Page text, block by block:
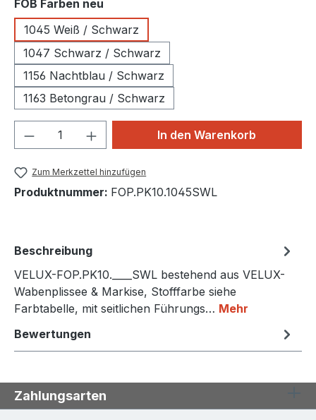
FOB Farben neu
1045 Weiß / Schwarz
1047 Schwarz / Schwarz
1156 Nachtblau / Schwarz
1163 Betongrau / Schwarz
Produkt Anzahl: Gib denIn den Warenkorb
Zum Merkzettel hinzufügen
Produktnummer: FOP.PK10.1045SWL
Beschreibung
VELUX-FOP.PK10.____SWL bestehend aus VELUX-
Wabenplissee & Markise, Stofffarbe siehe
Farbtabelle, mit seitlichen Führungs… Mehr
Bewertungen
Zahlungsarten